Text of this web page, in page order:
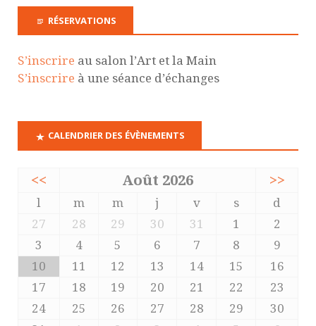
RÉSERVATIONS
S’inscrire au salon l’Art et la Main
S’inscrire à une séance d’échanges
CALENDRIER DES ÉVÈNEMENTS
<< Août 2026 >>
l m m j v s
d
27
28 29 30 31 1
2
3
4 5 6 7 8
9
10
11 12 13 14 15
16
17
18 19 20 21 22
23
24
25 26 27 28 29
30